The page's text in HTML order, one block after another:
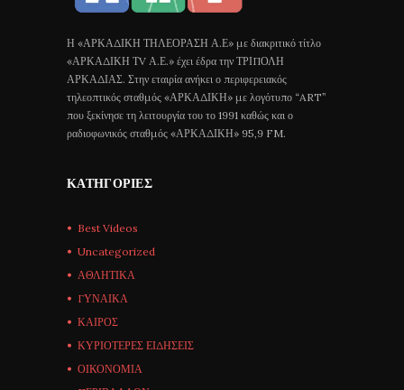
Η «ΑΡΚΑΔΙΚΗ ΤΗΛΕΟΡΑΣΗ Α.Ε» με διακριτικό τίτλο
«ΑΡΚΑΔΙΚΗ ΤV Α.Ε.» έχει έδρα την ΤΡΙΠΟΛΗ
ΑΡΚΑΔΙΑΣ. Στην εταιρία ανήκει ο περιφερειακός
τηλεοπτικός σταθμός «ΑΡΚΑΔΙΚΗ» με λογότυπο “ART”
που ξεκίνησε τη λειτουργία του το 1991 καθώς και ο
ραδιοφωνικός σταθμός «ΑΡΚΑΔΙΚΗ» 95,9 FM.
ΚΑΤΗΓΟΡΊΕΣ
Best Videos
Uncategorized
ΑΘΛΗΤΙΚΑ
ΓΥΝΑΙΚΑ
ΚΑΙΡΟΣ
ΚΥΡΙΟΤΕΡΕΣ ΕΙΔΗΣΕΙΣ
ΟΙΚΟΝΟΜΙΑ